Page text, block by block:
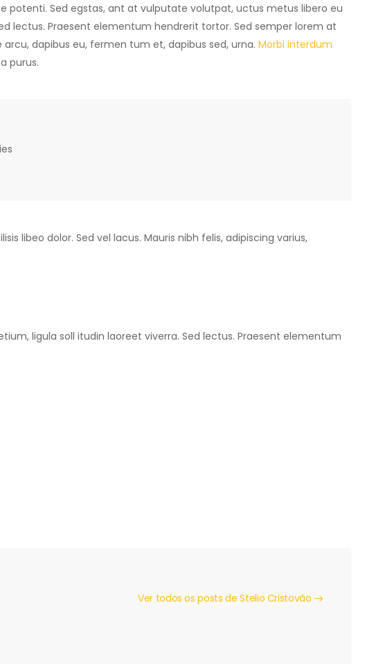
potenti. Sed egstas, ant at vulputate volutpat, uctus metus libero eu
lectus. Praesent elementum hendrerit tortor. Sed semper lorem at
dapibus eu, fermen tum et, dapibus sed, urna. Morbi interdum
purus.
libeo dolor. Sed vel lacus. Mauris nibh felis, adipiscing varius,
ligula soll itudin laoreet viverra. Sed lectus. Praesent elementum
Ver todos os posts de Stelio Cristovão